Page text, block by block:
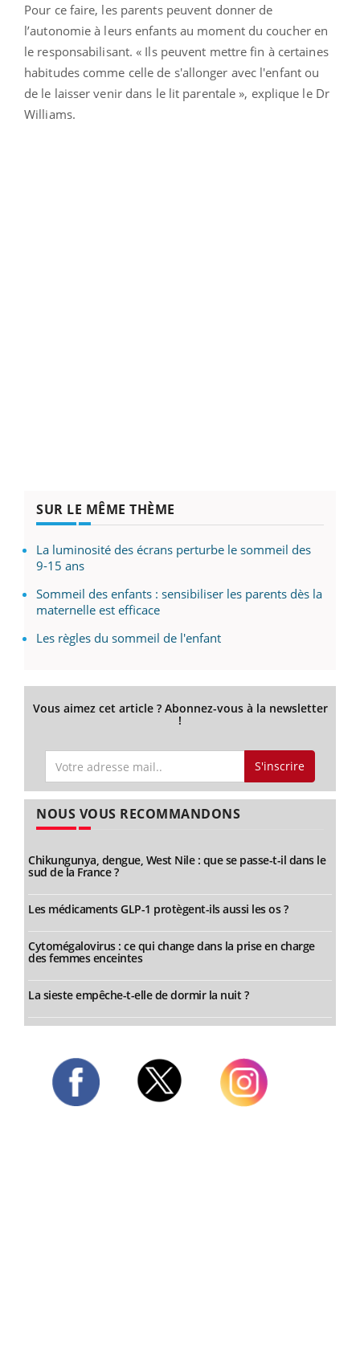
Pour ce faire, les parents peuvent donner de
l’autonomie à leurs enfants au moment du coucher en
le responsabilisant. « Ils peuvent mettre fin à certaines
habitudes comme celle de s'allonger avec l'enfant ou
de le laisser venir dans le lit parentale », explique le Dr
Williams.
SUR LE MÊME THÈME
La luminosité des écrans perturbe le sommeil des
9-15 ans
Sommeil des enfants : sensibiliser les parents dès la
maternelle est efficace
Les règles du sommeil de l'enfant
Vous aimez cet article ? Abonnez-vous à la newsletter
!
S'inscrire
NOUS VOUS RECOMMANDONS
Chikungunya, dengue, West Nile : que se passe-t-il dans le
sud de la France ?
Les médicaments GLP-1 protègent-ils aussi les os ?
Cytomégalovirus : ce qui change dans la prise en charge
des femmes enceintes
La sieste empêche-t-elle de dormir la nuit ?